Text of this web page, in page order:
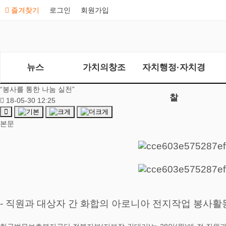
즐겨찾기 로그인 회원가입
뉴스 가치의창조 자치행정·자치경
찰
“봉사를 통한 나눔 실천”
18-05-30 12:25
본문
- 직원과 대상자 간 화합의 아로니아 전지작업 봉사활